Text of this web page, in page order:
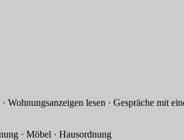
lesen · Gespräche mit
· Hausordnung